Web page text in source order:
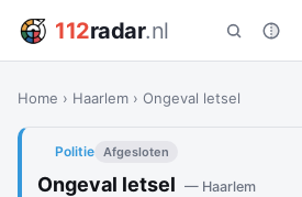
112radar.nl
Home › Haarlem › Ongeval letsel
Politie Afgesloten
Ongeval letsel — Haarlem